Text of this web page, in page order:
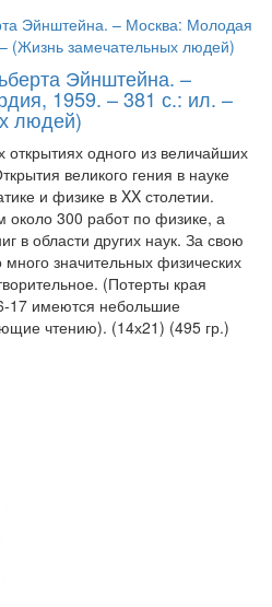
Эйнштейна. –
1959. – 381 с.: ил. –
людей)
открытиях одного из величайших
великого гения в науке
и физике в XX столетии.
около 300 работ по физике, а
в области других наук. За свою
значительных физических
(Потерты края
17 имеются небольшие
чтению). (14х21) (495 гр.)